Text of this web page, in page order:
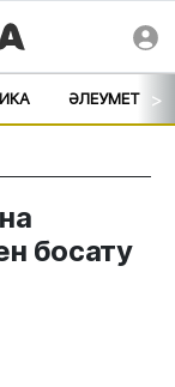
ӘЛЕУМЕТ >
босату